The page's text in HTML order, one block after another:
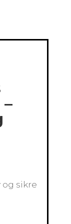
og sikre